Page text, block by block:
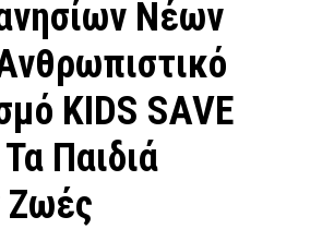
Νέων
KIDS SAVE
Παιδιά
Ζωές